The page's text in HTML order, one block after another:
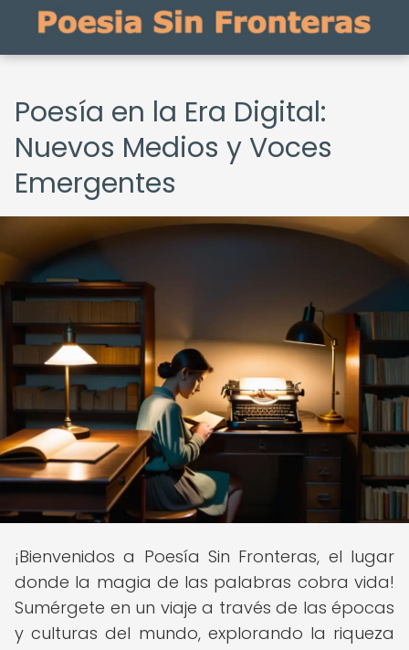
Poesía en la Era Digital:
Nuevos Medios y Voces
Emergentes
¡Bienvenidos a Poesía Sin Fronteras, el lugar
donde la magia de las palabras cobra vida!
Sumérgete en un viaje a través de las épocas
y culturas del mundo, explorando la riqueza